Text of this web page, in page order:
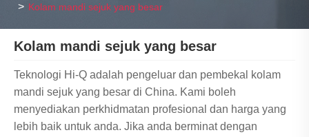
Kolam mandi sejuk yang besar
Kolam mandi sejuk yang besar
Teknologi Hi-Q adalah pengeluar dan pembekal kolam
mandi sejuk yang besar di China. Kami boleh
menyediakan perkhidmatan profesional dan harga yang
lebih baik untuk anda. Jika anda berminat dengan